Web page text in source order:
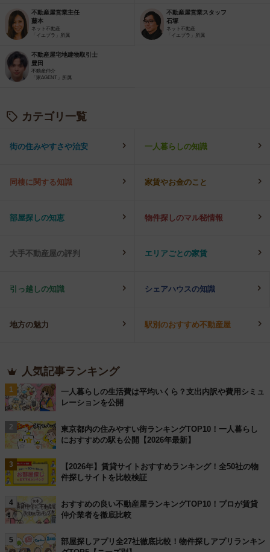
不動産屋営業主任
藤本
ネット不動産
「イエプラ」所属
不動産屋営業スタッフ
石塚
ネット不動産
「イエプラ」所属
不動産屋宅地建物取引士
豊田
不動産仲介
「家AGENT」所属
カテゴリ一覧
街の住みやすさや治安 一人暮らしの知識
同棲に関する知識 家賃やお金のこと
部屋探しの知恵 物件探しのマル秘情報
大手不動産屋の評判 エリアごとの家賃
引っ越しの知識 シェアハウスの知識
地方の魅力 駅別のおすすめ不動産屋
人気記事ランキング
1
一人暮らしの生活費は平均いくら？支出内訳や費用シミュ
レーションを公開
2
東京都内の住みやすい街ランキングTOP10！一人暮らし
におすすめの駅も公開【2026年最新】
3
【2026年】賃貸サイトおすすめランキング！全50社の物
件探しサイトを比較検証
4
おすすめの良い不動産屋ランキングTOP10！プロが賃貸
仲介業者を徹底比較
5
部屋探しアプリ全27社徹底比較！物件探しアプリランキン